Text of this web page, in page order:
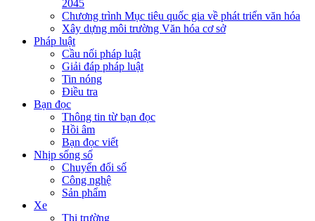
2045
Chương trình Mục tiêu quốc gia về phát triển văn hóa
Xây dựng môi trường Văn hóa cơ sở
Pháp luật
Cầu nối pháp luật
Giải đáp pháp luật
Tin nóng
Điều tra
Bạn đọc
Thông tin từ bạn đọc
Hồi âm
Bạn đọc viết
Nhịp sống số
Chuyển đổi số
Công nghệ
Sản phẩm
Xe
Thị trường